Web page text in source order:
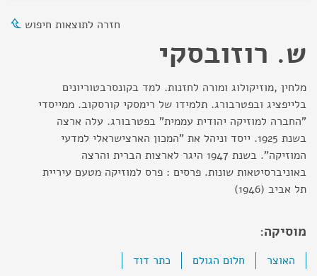
חזרה לתוצאות חיפוש
ש. רוזובסקי
מלחין ,מוזיקולוג ומורה לחזנות. למד בקונסרבטוריונים
בלייפציג ובפטרבורג. תלמידו של רימסקי קורסקוב. ממייסדי
"החברה למוזיקה יהודית עממית" בפטרבורג. עלה ארצה
בשנת 1925. ייסד וניהל את "המכון הארצישראלי למדעי
המוזיקה". בשנת 1947 היגר לארצות הברית והרצה
באוניברסיטאות שונות. פרסים : פרס למוזיקה מטעם עיריית
תל אביב (1946)
מוסיקה:
האוצר חלום הגולם כתר דוד